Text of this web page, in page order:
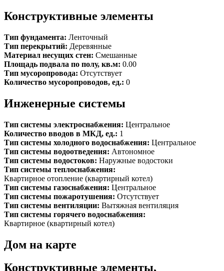
Конструктивные элементы
Тип фундамента: Ленточный
Тип перекрытий: Деревянные
Материал несущих стен: Смешанные
Площадь подвала по полу, кв.м: 0.00
Тип мусоропровода: Отсутствует
Количество мусоропроводов, ед.: 0
Инженерные системы
Тип системы электроснабжения: Центральное
Количество вводов в МКД, ед.: 1
Тип системы холодного водоснабжения: Центральное
Тип системы водоотведения: Автономное
Тип системы водостоков: Наружные водостоки
Тип системы теплоснабжения:
Квартирное отопление (квартирный котел)
Тип системы газоснабжения: Центральное
Тип системы пожаротушения: Отсутствует
Тип системы вентиляции: Вытяжная вентиляция
Тип системы горячего водоснабжения:
Квартирное (квартирный котел)
Дом на карте
Конструктивные элементы,